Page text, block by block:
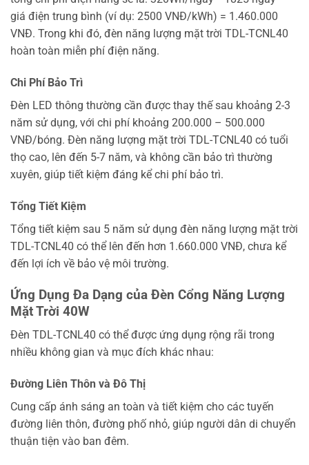
giá điện trung bình (ví dụ: 2500 VNĐ/kWh) = 1.460.000
VNĐ. Trong khi đó, đèn năng lượng mặt trời TDL-TCNL40
hoàn toàn miễn phí điện năng.
Chi Phí Bảo Trì
Đèn LED thông thường cần được thay thế sau khoảng 2-3
năm sử dụng, với chi phí khoảng 200.000 – 500.000
VNĐ/bóng. Đèn năng lượng mặt trời TDL-TCNL40 có tuổi
thọ cao, lên đến 5-7 năm, và không cần bảo trì thường
xuyên, giúp tiết kiệm đáng kể chi phí bảo trì.
Tổng Tiết Kiệm
Tổng tiết kiệm sau 5 năm sử dụng đèn năng lượng mặt trời
TDL-TCNL40 có thể lên đến hơn 1.660.000 VNĐ, chưa kể
đến lợi ích về bảo vệ môi trường.
Ứng Dụng Đa Dạng của Đèn Cổng Năng Lượng
Mặt Trời 40W
Đèn TDL-TCNL40 có thể được ứng dụng rộng rãi trong
nhiều không gian và mục đích khác nhau:
Đường Liên Thôn và Đô Thị
Cung cấp ánh sáng an toàn và tiết kiệm cho các tuyến
đường liên thôn, đường phố nhỏ, giúp người dân di chuyển
thuận tiện vào ban đêm.